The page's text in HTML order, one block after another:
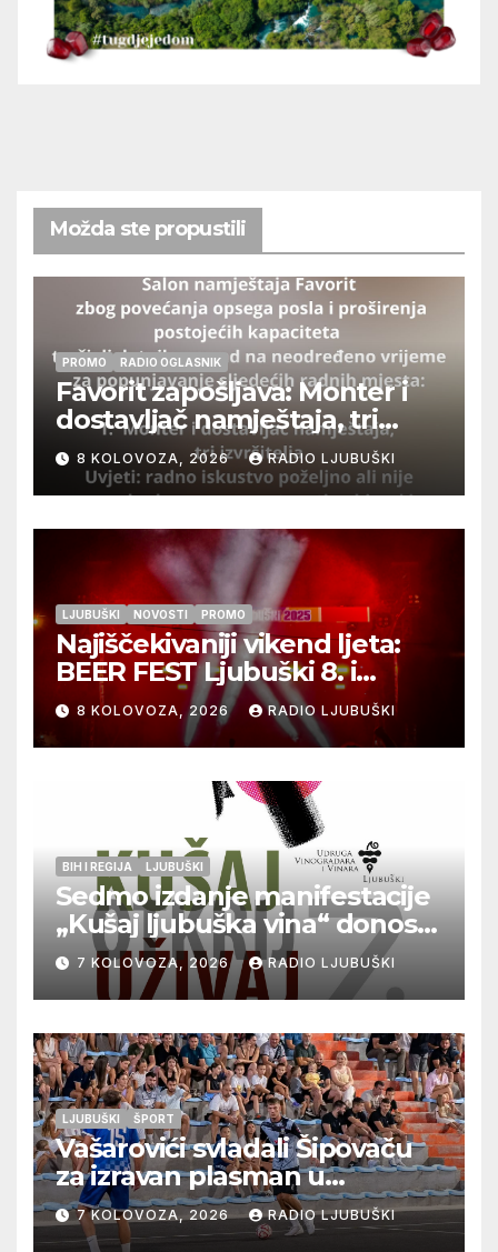
Možda ste propustili
PROMO RADIO OGLASNIK
Favorit zapošljava: Monter i
dostavljač namještaja, tri
izvršitelja
8 KOLOVOZA, 2026 RADIO LJUBUŠKI
LJUBUŠKI NOVOSTI PROMO
Najiščekivaniji vikend ljeta:
BEER FEST Ljubuški 8. i
9.kolovoza
8 KOLOVOZA, 2026 RADIO LJUBUŠKI
BIH I REGIJA LJUBUŠKI
Sedmo izdanje manifestacije
„Kušaj ljubuška vina“ donosi
vrhunska vina, gastronomiju i
glazbu
7 KOLOVOZA, 2026 RADIO LJUBUŠKI
LJUBUŠKI ŠPORT
Vašarovići svladali Šipovaču
za izravan plasman u
četvrtfinale, Grab izborio
prolazak dalje, Klobuk ispao,
7 KOLOVOZA, 2026 RADIO LJUBUŠKI